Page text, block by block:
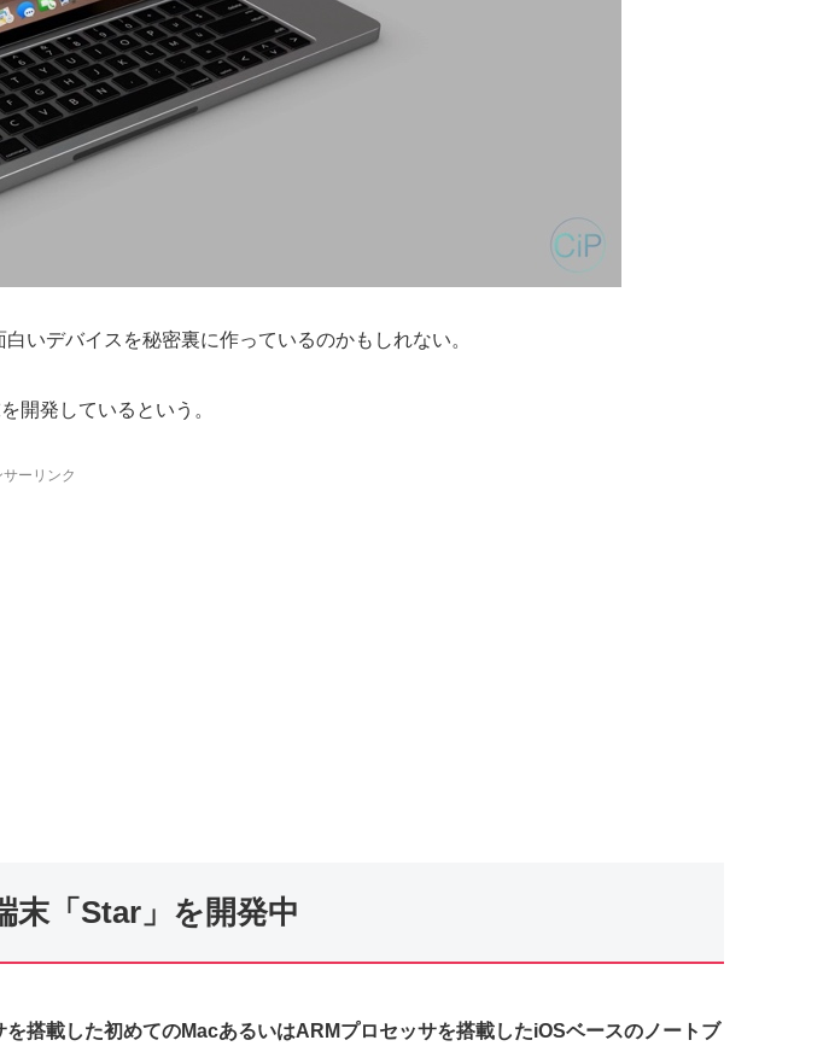
いデバイスを秘密裏に作っているのかもしれない。
開発しているという。
サーリンク
「Star」を開発中
を搭載した初めてのMacあるいはARMプロセッサを搭載したiOSベースのノートブ